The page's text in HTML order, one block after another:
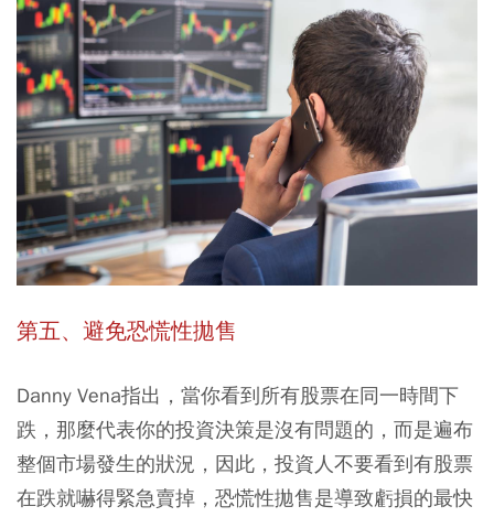
第五、避免恐慌性拋售
Danny Vena指出，當你看到所有股票在同一時間下
跌，那麼代表你的投資決策是沒有問題的，而是遍布
整個市場發生的狀況，因此，投資人不要看到有股票
在跌就嚇得緊急賣掉，恐慌性拋售是導致虧損的最快